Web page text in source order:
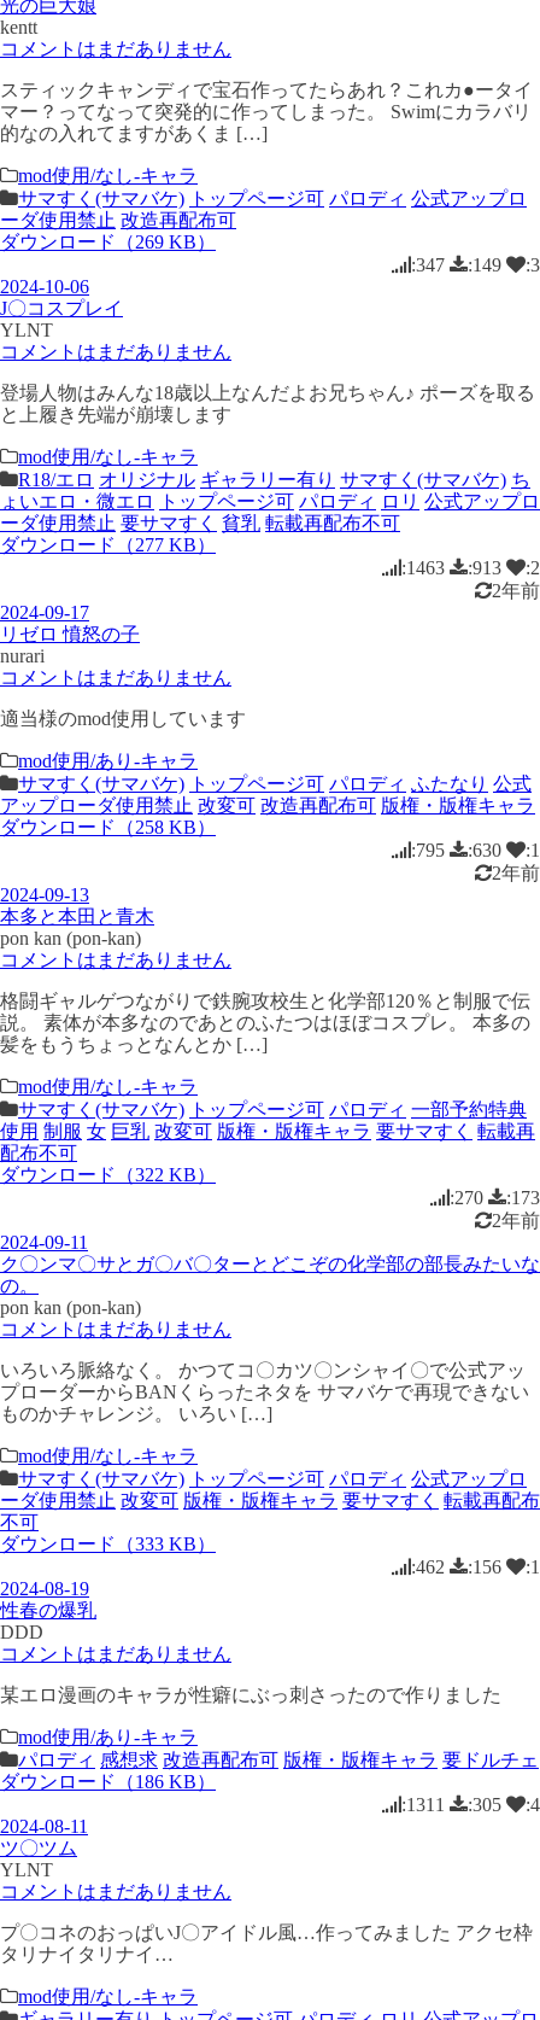
光の巨大娘
kentt
コメントはまだありません
スティックキャンディで宝石作ってたらあれ？これカ●ータイ
マー？ってなって突発的に作ってしまった。 Swimにカラバリ
的なの入れてますがあくま […]
mod使用/なし-キャラ
サマすく(サマバケ) トップページ可 パロディ 公式アップロ
ーダ使用禁止 改造再配布可
ダウンロード（269 KB）
:347
:149
:3
2024-10-06
J〇コスプレイ
YLNT
コメントはまだありません
登場人物はみんな18歳以上なんだよお兄ちゃん♪ ポーズを取る
と上履き先端が崩壊します
mod使用/なし-キャラ
R18/エロ オリジナル ギャラリー有り サマすく(サマバケ) ち
ょいエロ・微エロ
トップページ可 パロディ ロリ 公式アップロ
ーダ使用禁止 要サマすく 貧乳 転載再配布不可
ダウンロード（277 KB）
:1463
:913
:2
2年前
2024-09-17
リゼロ 憤怒の子
nurari
コメントはまだありません
適当様のmod使用しています
mod使用/あり-キャラ
サマすく(サマバケ) トップページ可 パロディ ふたなり 公式
アップローダ使用禁止 改変可 改造再配布可 版権・版権キャラ
ダウンロード（258 KB）
:795
:630
:1
2年前
2024-09-13
本多と本田と青木
pon kan (pon-kan)
コメントはまだありません
格闘ギャルゲつながりで鉄腕攻校生と化学部120％と制服で伝
説。 素体が本多なのであとのふたつはほぼコスプレ。 本多の
髪をもうちょっとなんとか […]
mod使用/なし-キャラ
サマすく(サマバケ) トップページ可 パロディ 一部予約特典
使用 制服 女 巨乳 改変可 版権・版権キャラ 要サマすく 転載再
配布不可
ダウンロード（322 KB）
:270
:173
2年前
2024-09-11
ク〇ンマ〇サとガ〇バ〇ターとどこぞの化学部の部長みたいな
の。
pon kan (pon-kan)
コメントはまだありません
いろいろ脈絡なく。 かつてコ〇カツ〇ンシャイ〇で公式アッ
プローダーからBANくらったネタを サマバケで再現できない
ものかチャレンジ。 いろい […]
mod使用/なし-キャラ
サマすく(サマバケ) トップページ可 パロディ 公式アップロ
ーダ使用禁止 改変可 版権・版権キャラ 要サマすく 転載再配布
不可
ダウンロード（333 KB）
:462
:156
:1
2024-08-19
性春の爆乳
DDD
コメントはまだありません
某エロ漫画のキャラが性癖にぶっ刺さったので作りました
mod使用/あり-キャラ
パロディ 感想求 改造再配布可 版権・版権キャラ 要ドルチェ
ダウンロード（186 KB）
:1311
:305
:4
2024-08-11
ツ〇ツム
YLNT
コメントはまだありません
プ〇コネのおっぱいJ〇アイドル風…作ってみました アクセ枠
タリナイタリナイ…
mod使用/なし-キャラ